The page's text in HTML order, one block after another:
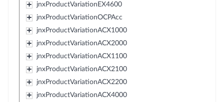
jnxProductVariationEX4600
jnxProductVariationOCPAcc
jnxProductVariationACX1000
jnxProductVariationACX2000
jnxProductVariationACX1100
jnxProductVariationACX2100
jnxProductVariationACX2200
jnxProductVariationACX4000